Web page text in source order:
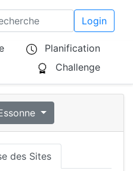
Login
Planification
Challenge
des Sites